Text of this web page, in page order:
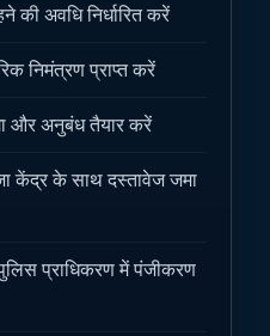
की अवधि निर्धारित करें
निमंत्रण प्राप्त करें
और अनुबंध तैयार करें
केंद्र के साथ दस्तावेज जमा
प्राधिकरण में पंजीकरण